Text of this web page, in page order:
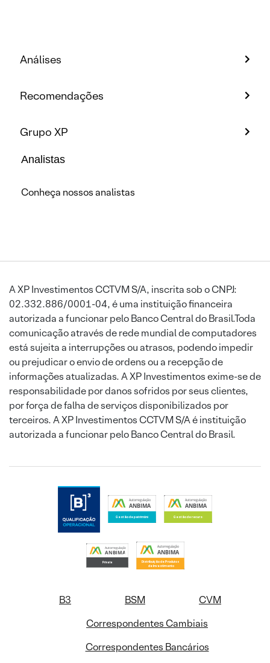
Análises
Recomendações
Grupo XP
Analistas
Conheça nossos analistas
A XP Investimentos CCTVM S/A, inscrita sob o CNPJ:
02.332.886/0001-04, é uma instituição financeira
autorizada a funcionar pelo Banco Central do Brasil.Toda
comunicação através de rede mundial de computadores
está sujeita a interrupções ou atrasos, podendo impedir
ou prejudicar o envio de ordens ou a recepção de
informações atualizadas. A XP Investimentos exime-se de
responsabilidade por danos sofridos por seus clientes,
por força de falha de serviços disponibilizados por
terceiros. A XP Investimentos CCTVM S/A é instituição
autorizada a funcionar pelo Banco Central do Brasil.
B3 BSM
CVM
Correspondentes Cambiais
Correspondentes Bancários